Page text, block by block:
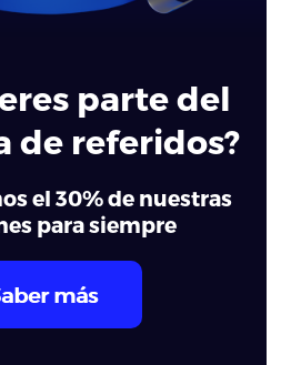
parte del
de referidos?
el 30% de nuestras
para siempre
más